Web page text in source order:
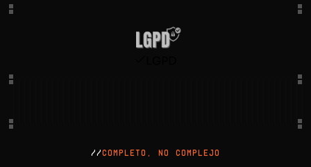
//COMPLETO, NO COMPLEJO